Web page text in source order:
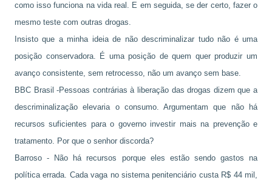
como isso funciona na vida real. E em seguida, se der certo, fazer o
mesmo teste com outras drogas.
Insisto que a minha ideia de não descriminalizar tudo não é uma
posição conservadora. É uma posição de quem quer produzir um
avanço consistente, sem retrocesso, não um avanço sem base.
BBC Brasil -Pessoas contrárias à liberação das drogas dizem que a
descriminalização elevaria o consumo. Argumentam que não há
recursos suficientes para o governo investir mais na prevenção e
tratamento. Por que o senhor discorda?
Barroso - Não há recursos porque eles estão sendo gastos na
política errada. Cada vaga no sistema penitenciário custa R$ 44 mil,